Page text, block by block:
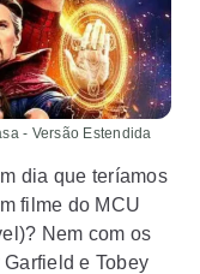
- Versão Estendida
dia que teríamos
filme do MCU
Nem com os
e Tobey